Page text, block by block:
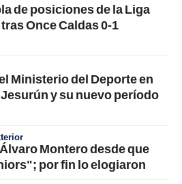
de posiciones de la Liga
Once Caldas 0-1
Ministerio del Deporte en
y su nuevo período
Montero desde que
por fin lo elogiaron